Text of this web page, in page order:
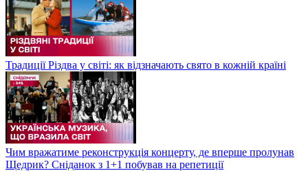
Традиції Різдва у світі: як відзначають свято в кожній країні
Чим вражатиме реконструкція концерту, де вперше пролунав
Щедрик? Сніданок з 1+1 побував на репетиції